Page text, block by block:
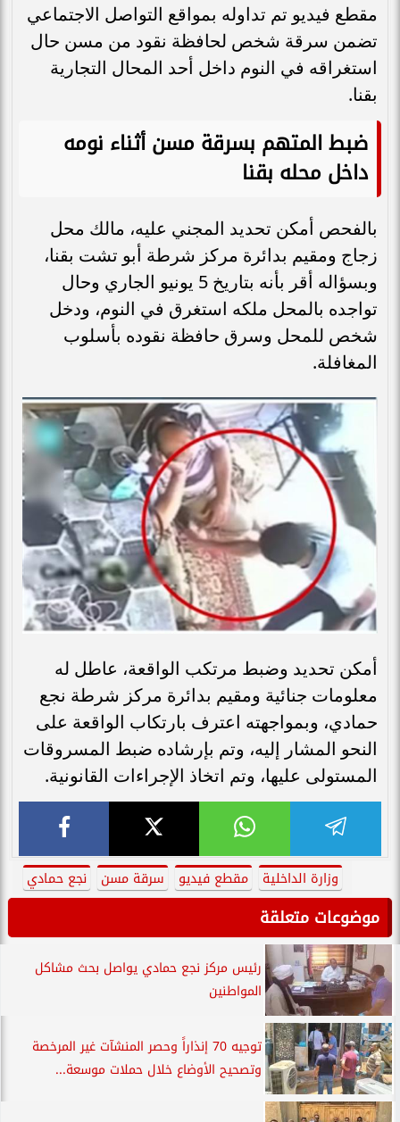
مقطع فيديو تم تداوله بمواقع التواصل الاجتماعي
تضمن سرقة شخص لحافظة نقود من مسن حال
استغراقه في النوم داخل أحد المحال التجارية
بقنا.
ضبط المتهم بسرقة مسن أثناء نومه
داخل محله بقنا
بالفحص أمكن تحديد المجني عليه، مالك محل
زجاج ومقيم بدائرة مركز شرطة أبو تشت بقنا،
وبسؤاله أقر بأنه بتاريخ 5 يونيو الجاري وحال
تواجده بالمحل ملكه استغرق في النوم، ودخل
شخص للمحل وسرق حافظة نقوده بأسلوب
المغافلة.
أمكن تحديد وضبط مرتكب الواقعة، عاطل له
معلومات جنائية ومقيم بدائرة مركز شرطة نجع
حمادي، وبمواجهته اعترف بارتكاب الواقعة على
النحو المشار إليه، وتم بإرشاده ضبط المسروقات
المستولى عليها، وتم اتخاذ الإجراءات القانونية.
وزارة الداخلية مقطع فيديو سرقة مسن نجع حمادي
موضوعات متعلقة
رئيس مركز نجع حمادي يواصل بحث مشاكل
المواطنين
توجيه 70 إنذاراً وحصر المنشآت غير المرخصة
وتصحيح الأوضاع خلال حملات موسعة...